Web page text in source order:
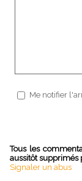
Me notifier
Tous les
aussitôt supprimés
Signaler un abus